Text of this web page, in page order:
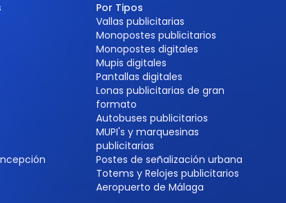
Por Tipos
Vallas publicitarias
Monopostes publicitarios
Monopostes digitales
Mupis digitales
Pantallas digitales
Lonas publicitarias de gran
formato
Autobuses publicitarios
MUPI's y marquesinas
publicitarias
Postes de señalización urbana
Totems y Relojes publicitarios
Aeropuerto de Málaga